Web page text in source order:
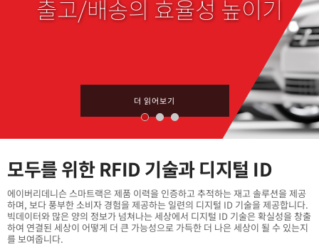
출고/배송의 효율성 높이기
더 읽어보기
모두를 위한 RFID 기술과 디지털 ID
에이버리데니슨 스마트랙은 제품 이력을 인증하고 추적하는 재고 솔루션을 제공
하며, 보다 풍부한 소비자 경험을 제공하는 일련의 디지털 ID 기술을 제공합니다.
빅데이터와 많은 양의 정보가 넘쳐나는 세상에서 디지털 ID 기술은 확실성을 창출
하여 연결된 세상이 어떻게 더 큰 가능성으로 가득한 더 나은 세상이 될 수 있는지
를 보여줍니다.